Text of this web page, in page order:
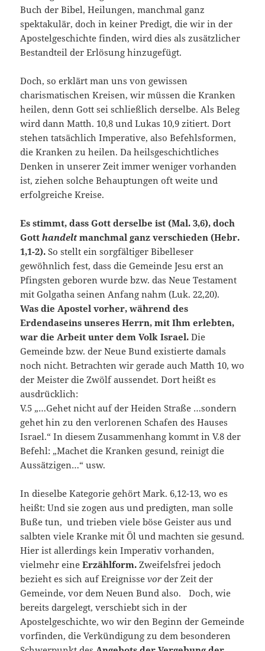
Buch der Bibel, Heilungen, manchmal ganz
spektakulär, doch in keiner Predigt, die wir in der
Apostelgeschichte finden, wird dies als zusätzlicher
Bestandteil der Erlösung hinzugefügt.
Doch, so erklärt man uns von gewissen
charismatischen Kreisen, wir müssen die Kranken
heilen, denn Gott sei schließlich derselbe. Als Beleg
wird dann Matth. 10,8 und Lukas 10,9 zitiert. Dort
stehen tatsächlich Imperative, also Befehlsformen,
die Kranken zu heilen. Da heilsgeschichtliches
Denken in unserer Zeit immer weniger vorhanden
ist, ziehen solche Behauptungen oft weite und
erfolgreiche Kreise.
Es stimmt, dass Gott derselbe ist (Mal. 3,6), doch
Gotthandeltmanchmal ganz verschieden (Hebr.
1,1-2). So stellt ein sorgfältiger Bibelleser
gewöhnlich fest, dass die Gemeinde Jesu erst an
Pfingsten geboren wurde bzw. das Neue Testament
mit Golgatha seinen Anfang nahm (Luk. 22,20).
Was die Apostel vorher, während des
Erdendaseins unseres Herrn, mit Ihm erlebten,
war die Arbeit unter dem Volk Israel. Die
Gemeinde bzw. der Neue Bund existierte damals
noch nicht. Betrachten wir gerade auch Matth 10, wo
der Meister die Zwölf aussendet. Dort heißt es
ausdrücklich:
V.5 „…Gehet nicht auf der Heiden Straße …sondern
gehet hin zu den verlorenen Schafen des Hauses
Israel.“ In diesem Zusammenhang kommt in V.8 der
Befehl: „Machet die Kranken gesund, reinigt die
Aussätzigen…“ usw.
In dieselbe Kategorie gehört Mark. 6,12-13, wo es
heißt: Und sie zogen aus und predigten, man solle
Buße tun, und trieben viele böse Geister aus und
salbten viele Kranke mit Öl und machten sie gesund.
Hier ist allerdings kein Imperativ vorhanden,
vielmehr eine Erzählform. Zweifelsfrei jedoch
bezieht es sich auf Ereignissevor der Zeit der
Gemeinde, vor dem Neuen Bund also. Doch, wie
bereits dargelegt, verschiebt sich in der
Apostelgeschichte, wo wir den Beginn der Gemeinde
vorfinden, die Verkündigung zu dem besonderen